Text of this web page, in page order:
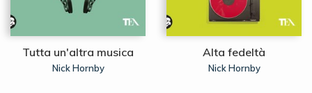
Tutta un'altra musica
Nick Hornby
Alta fedeltà
Nick Hornby